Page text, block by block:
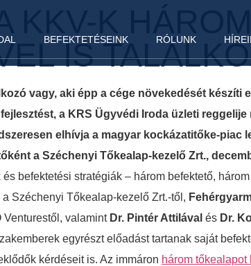
BEFEKTETÉSEINK RÓLUNK
KKV-K HÁROM
IS
vagy, aki épp a cége növekedését készíti
a KRS Ügyvédi Iroda üzleti
elhívja a magyar kockázatitőke-piac
a Széchenyi Tőkealap-kezelő Zrt.,
és befektetési stratégiák – három befektető,
a Széchenyi Tőkealap-kezelő Zrt.-től,
Venturestől, valamint Dr. Pintér Attilával és Dr.
egyrészt előadást tartanak saját
kérdéseit is. Az immáron három tőkealapot